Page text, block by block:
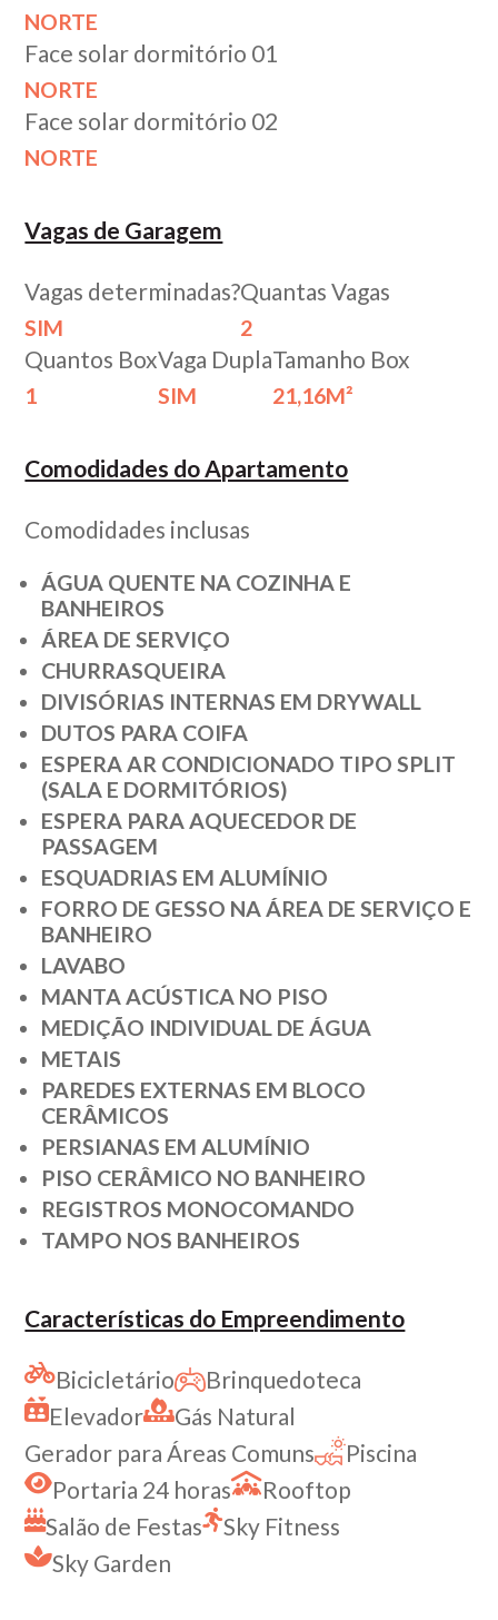
NORTE
Face solar dormitório 01
NORTE
Face solar dormitório 02
NORTE
Vagas de Garagem
Vagas determinadas?
SIM
Quantas Vagas
2
Quantos Box
1
Vaga Dupla
SIM
Tamanho Box
21,16M²
Comodidades do Apartamento
Comodidades inclusas
ÁGUA QUENTE NA COZINHA E
BANHEIROS
ÁREA DE SERVIÇO
CHURRASQUEIRA
DIVISÓRIAS INTERNAS EM DRYWALL
DUTOS PARA COIFA
ESPERA AR CONDICIONADO TIPO SPLIT
(SALA E DORMITÓRIOS)
ESPERA PARA AQUECEDOR DE
PASSAGEM
ESQUADRIAS EM ALUMÍNIO
FORRO DE GESSO NA ÁREA DE SERVIÇO E
BANHEIRO
LAVABO
MANTA ACÚSTICA NO PISO
MEDIÇÃO INDIVIDUAL DE ÁGUA
METAIS
PAREDES EXTERNAS EM BLOCO
CERÂMICOS
PERSIANAS EM ALUMÍNIO
PISO CERÂMICO NO BANHEIRO
REGISTROS MONOCOMANDO
TAMPO NOS BANHEIROS
Características do Empreendimento
Bicicletário
Brinquedoteca
Elevador
Gás Natural
Gerador para Áreas Comuns
Piscina
Portaria 24 horas
Rooftop
Salão de Festas
Sky Fitness
Sky Garden